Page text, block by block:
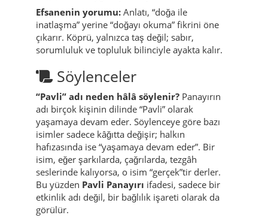
Efsanenin yorumu: Anlatı, “doğa ile
inatlaşma” yerine “doğayı okuma” fikrini öne
çıkarır. Köprü, yalnızca taş değil; sabır,
sorumluluk ve topluluk bilinciyle ayakta kalır.
Söylenceler
“Pavli” adı neden hâlâ söylenir? Panayırın
adı birçok kişinin dilinde “Pavli” olarak
yaşamaya devam eder. Söylenceye göre bazı
isimler sadece kâğıtta değişir; halkın
hafızasında ise “yaşamaya devam eder”. Bir
isim, eğer şarkılarda, çağrılarda, tezgâh
seslerinde kalıyorsa, o isim “gerçek”tir derler.
Bu yüzden Pavli Panayırı ifadesi, sadece bir
etkinlik adı değil, bir bağlılık işareti olarak da
görülür.